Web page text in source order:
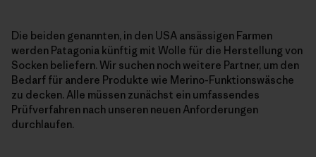
Die beiden genannten, in den USA ansässigen Farmen
werden Patagonia künftig mit Wolle für die Herstellung von
Socken beliefern. Wir suchen noch weitere Partner, um den
Bedarf für andere Produkte wie Merino-Funktionswäsche
zu decken. Alle müssen zunächst ein umfassendes
Prüfverfahren nach unseren neuen Anforderungen
durchlaufen.